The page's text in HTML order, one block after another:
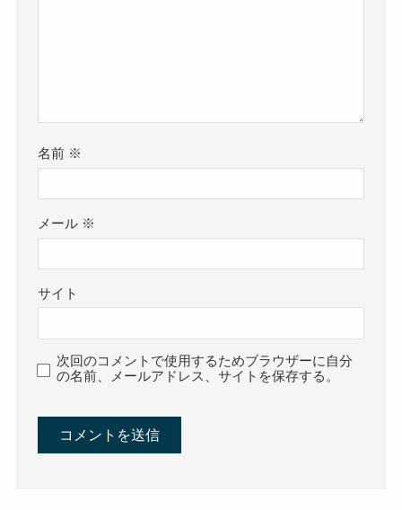
名前 ※
メール ※
サイト
次回のコメントで使用するためブラウザーに自分
の名前、メールアドレス、サイトを保存する。